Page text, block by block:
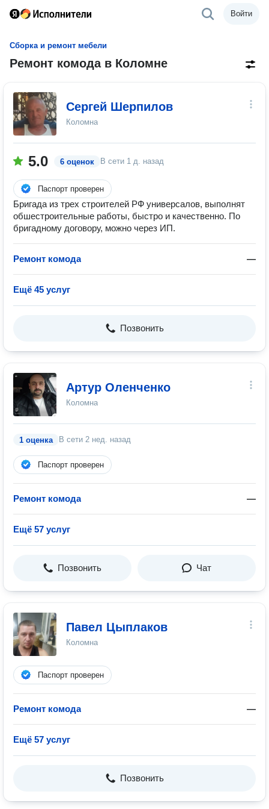
Войти
Сборка и ремонт мебели
Ремонт комода в Коломне
Сергей Шерпилов
Коломна
5.0 6 оценок В сети 1 д. назад
Паспорт проверен
Бригада из трех строителей РФ универсалов, выполнят
обшестроительные работы, быстро и качественно. По
бригадному договору, можно через ИП.
Ремонт комода —
Ещё 45 услуг
Позвонить
Артур Оленченко
Коломна
1 оценка В сети 2 нед. назад
Паспорт проверен
Ремонт комода —
Ещё 57 услуг
Позвонить Чат
Павел Цыплаков
Коломна
Паспорт проверен
Ремонт комода —
Ещё 57 услуг
Позвонить